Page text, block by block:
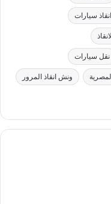
سيارات
نقل سيارات
ونش انقاذ المرور